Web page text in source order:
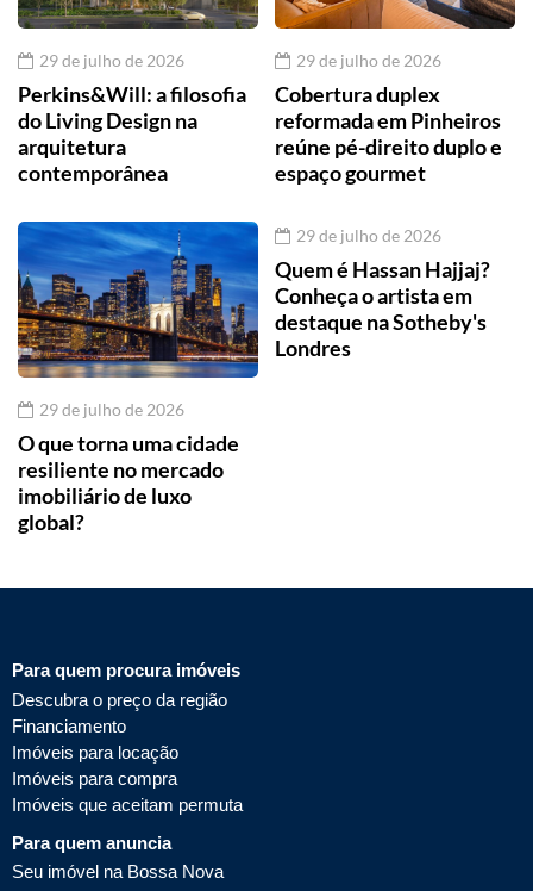
29 de julho de 2026
Perkins&Will: a filosofia
do Living Design na
arquitetura
contemporânea
29 de julho de 2026
Cobertura duplex
reformada em Pinheiros
reúne pé-direito duplo e
espaço gourmet
29 de julho de 2026
O que torna uma cidade
resiliente no mercado
imobiliário de luxo
global?
29 de julho de 2026
Quem é Hassan Hajjaj?
Conheça o artista em
destaque na Sotheby's
Londres
Para quem procura imóveis
Descubra o preço da região
Financiamento
Imóveis para locação
Imóveis para compra
Imóveis que aceitam permuta
Para quem anuncia
Seu imóvel na Bossa Nova